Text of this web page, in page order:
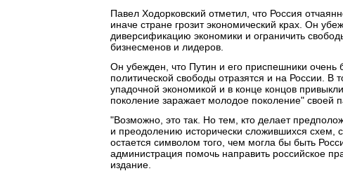
Павел Ходорковский отметил, что Россия
иначе стране грозит экономический крах. Он
диверсификацию экономики и ограничить
бизнесменов и лидеров.
Он убежден, что Путин и его приспешники очень
политической свободы отразятся и на России.
упадочной экономикой и в конце концов
поколение заражает молодое поколение" своей
"Возможно, это так. Но тем, кто делает
и преодолению исторически сложившихся схем,
остается символом того, чем могла бы быть
администрация помочь направить российское
издание.